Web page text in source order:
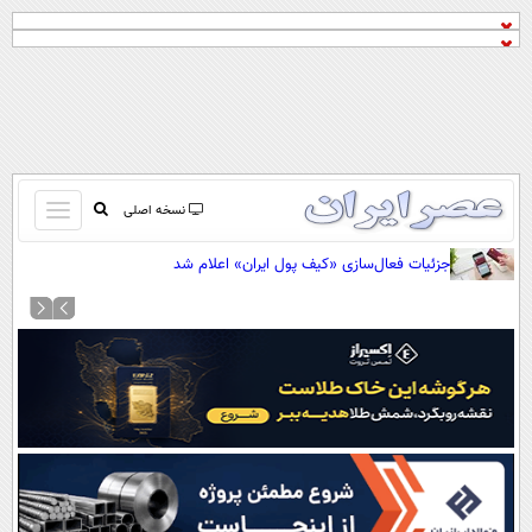
نسخه اصلی
باز
و
کردن
منو
صفحه اول
آرشیو
نظرسنجی
آب و هوا
اوقات شرعی
سواد زندگی
جزئیات فعال‌سازی «کیف پول ایران» اعلام شد